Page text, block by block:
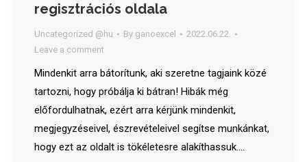
regisztrációs oldala
Uncategorized @hu By ganoexcel
2022.06.22.
Leave a comment
Mindenkit arra bátorítunk, aki szeretne tagjaink közé
tartozni, hogy próbálja ki bátran! Hibák még
előfordulhatnak, ezért arra kérjünk mindenkit,
megjegyzéseivel, észrevételeivel segítse munkánkat,
hogy ezt az oldalt is tökéletesre alakíthassuk.…